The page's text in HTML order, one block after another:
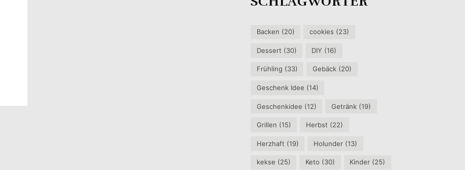
Backen (20) cookies (23)
Dessert (30) DIY (16)
Frühling (33) Gebäck (20)
Geschenk Idee (14)
Geschenkidee (12) Getränk (19)
Grillen (15) Herbst (22)
Herzhaft (19) Holunder (13)
kekse (25) Keto (30) Kinder (25)